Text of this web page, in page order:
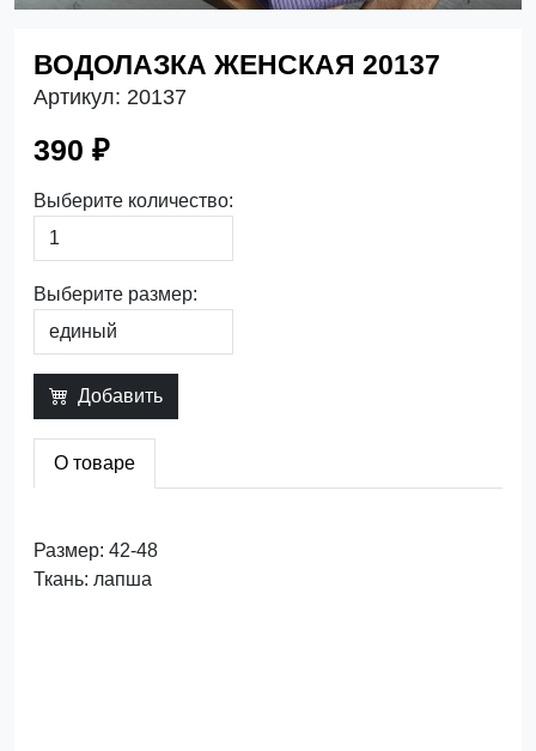
ВОДОЛАЗКА ЖЕНСКАЯ 20137
Артикул: 20137
390 ₽
Выберите количество:
Выберите размер:
Добавить
О товаре
Размер: 42-48
Ткань: лапша